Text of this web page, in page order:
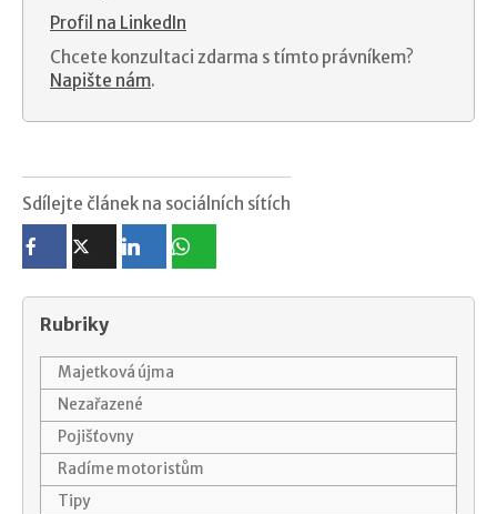
Profil na LinkedIn
Chcete konzultaci zdarma s tímto právníkem?
Napište nám.
Sdílejte článek na sociálních sítích
Rubriky
Majetková újma
Nezařazené
Pojišťovny
Radíme motoristům
Tipy